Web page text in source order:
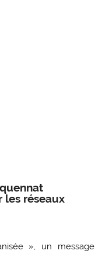
les réseaux
», un message